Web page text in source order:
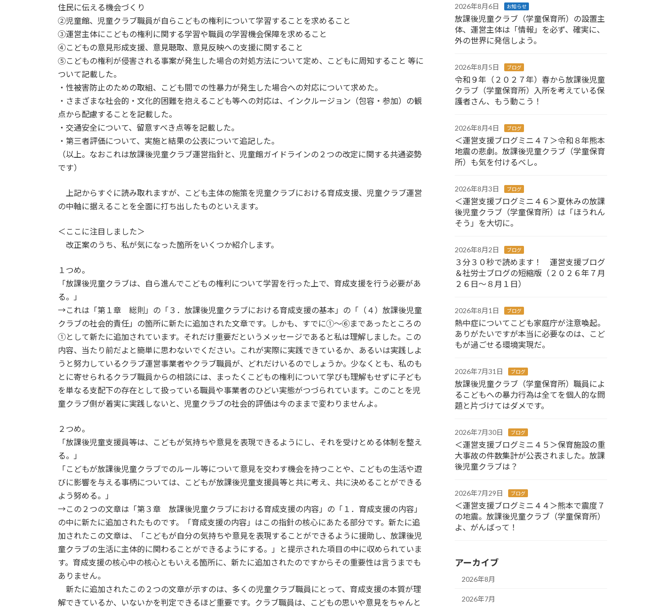
住民に伝える機会づくり
②児童館、児童クラブ職員が自らこどもの権利について学習することを求めること
③運営主体にこどもの権利に関する学習や職員の学習機会保障を求めること
④こどもの意見形成支援、意見聴取、意見反映への支援に関すること
⑤こどもの権利が侵害される事案が発生した場合の対処方法について定め、こどもに周知すること 等に
ついて記載した。
・性被害防止のための取組、こども間での性暴力が発生した場合への対応について求めた。
・さまざまな社会的・文化的困難を抱えるこども等への対応は、インクルージョン（包容・参加）の観
点から配慮することを記載した。
・交通安全について、留意すべき点等を記載した。
・第三者評価について、実施と結果の公表について追記した。
（以上。なおこれは放課後児童クラブ運営指針と、児童館ガイドラインの２つの改定に関する共通姿勢
です）
上記からすぐに読み取れますが、こども主体の施策を児童クラブにおける育成支援、児童クラブ運営
の中軸に据えることを全面に打ち出したものといえます。
＜ここに注目しました＞
改正案のうち、私が気になった箇所をいくつか紹介します。
１つめ。
「放課後児童クラブは、自ら進んでこどもの権利について学習を行った上で、育成支援を行う必要があ
る。」
→これは「第１章 総則」の「３．放課後児童クラブにおける育成支援の基本」の「（４）放課後児童
クラブの社会的責任」の箇所に新たに追加された文章です。しかも、すでに①～⑥まであったところの
①として新たに追加されています。それだけ重要だというメッセージであると私は理解しました。この
内容、当たり前だよと簡単に思わないでください。これが実際に実践できているか、あるいは実践しよ
うと努力しているクラブ運営事業者やクラブ職員が、どれだけいるのでしょうか。少なくとも、私のも
とに寄せられるクラブ職員からの相談には、まったくこどもの権利について学びも理解もせずに子ども
を単なる支配下の存在として扱っている職員や事業者のひどい実態がつづられています。このことを児
童クラブ側が着実に実践しないと、児童クラブの社会的評価は今のままで変わりませんよ。
２つめ。
「放課後児童支援員等は、こどもが気持ちや意見を表現できるようにし、それを受けとめる体制を整え
る。」
「こどもが放課後児童クラブでのルール等について意見を交わす機会を持つことや、こどもの生活や遊
びに影響を与える事柄については、こどもが放課後児童支援員等と共に考え、共に決めることができる
よう努める。」
→この２つの文章は「第３章 放課後児童クラブにおける育成支援の内容」の「１．育成支援の内容」
の中に新たに追加されたものです。「育成支援の内容」はこの指針の核心にあたる部分です。新たに追
加されたこの文章は、「こどもが自分の気持ちや意見を表現することができるように援助し、放課後児
童クラブの生活に主体的に関わることができるようにする。」と提示された項目の中に収められていま
す。育成支援の核心中の核心ともいえる箇所に、新たに追加されたのですからその重要性は言うまでも
ありません。
新たに追加されたこの２つの文章が示すのは、多くの児童クラブ職員にとって、育成支援の本質が理
解できているか、いないかを判定できるほど重要です。クラブ職員は、こどもの思いや意見をちゃんと
2026年8月6日 お知らせ
放課後児童クラブ（学童保育所）の設置主
体、運営主体は「情報」を必ず、確実に、
外の世界に発信しよう。
2026年8月5日 ブログ
令和９年（２０２７年）春から放課後児童
クラブ（学童保育所）入所を考えている保
護者さん、もう動こう！
2026年8月4日 ブログ
＜運営支援ブログミニ４７＞令和８年熊本
地震の悲劇。放課後児童クラブ（学童保育
所）も気を付けるべし。
2026年8月3日 ブログ
＜運営支援ブログミニ４６＞夏休みの放課
後児童クラブ（学童保育所）は「ほうれん
そう」を大切に。
2026年8月2日 ブログ
３分３０秒で読めます！ 運営支援ブログ
＆社労士ブログの短縮版（２０２６年７月
２６日～８月１日）
2026年8月1日 ブログ
熱中症についてこども家庭庁が注意喚起。
ありがたいですが本当に必要なのは、こど
もが過ごせる環境実現だ。
2026年7月31日 ブログ
放課後児童クラブ（学童保育所）職員によ
るこどもへの暴力行為は全てを個人的な問
題と片づけてはダメです。
2026年7月30日 ブログ
＜運営支援ブログミニ４５＞保育施設の重
大事故の件数集計が公表されました。放課
後児童クラブは？
2026年7月29日 ブログ
＜運営支援ブログミニ４４＞熊本で震度７
の地震。放課後児童クラブ（学童保育所）
よ、がんばって！
アーカイブ
2026年8月
2026年7月